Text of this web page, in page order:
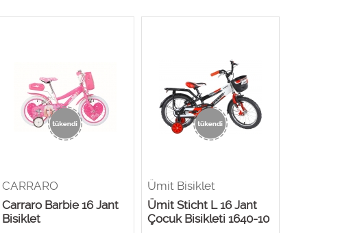
CARRARO
Carraro Barbie 16 Jant
Bisiklet
Ümit Bisiklet
Ümit Sticht L 16 Jant
Çocuk Bisikleti 1640-10